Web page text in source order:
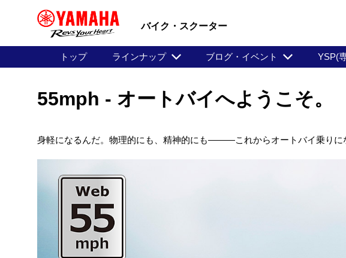
バイク・スクーター
トップ ラインナップ ブログ・イベント YSP(
55mph - オートバイへようこそ。
身軽になるんだ。物理的にも、精神的にも―――これからオートバイ乗りに